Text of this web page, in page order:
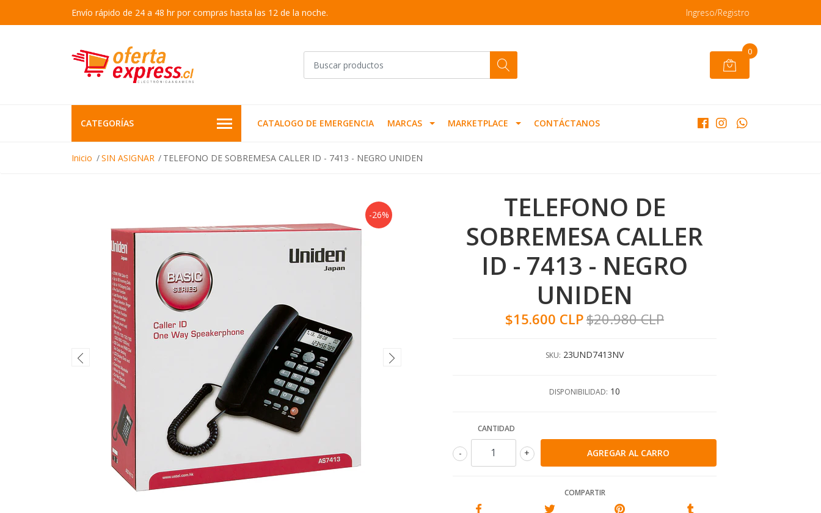
Envío rápido de 24 a 48 hr por compras hasta las 12 de la noche. Ingreso/Registro
0
CATEGORÍAS CATALOGO DE EMERGENCIA MARCAS MARKETPLACE CONTÁCTANOS
Inicio SIN ASIGNAR TELEFONO DE SOBREMESA CALLER ID - 7413 - NEGRO UNIDEN
-26%
TELEFONO DE
SOBREMESA CALLER
ID - 7413 - NEGRO
UNIDEN
$15.600 CLP$20.980 CLP
SKU: 23UND7413NV
DISPONIBILIDAD: 10
CANTIDAD
+
-
COMPARTIR